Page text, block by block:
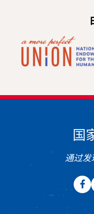
国
通过发